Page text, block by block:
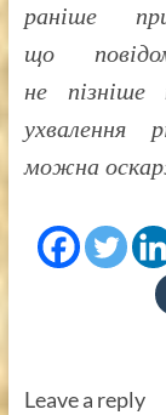
раніше
що
не
ухвалення
можна
Leave a reply